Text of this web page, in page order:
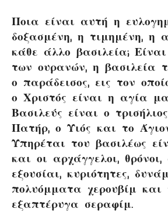
Ποια είναι αυτή η
δοξασμένη, η τιμημένη, η
κάθε άλλο βασιλεία;
των ουρανών, η βασιλεία
ο παράδεισος, εις τον
ο Χριστός είναι η αγία
Βασιλεύς είναι ο
Πατήρ, ο Υιός και το
Υπηρέται του βασιλέως
και οι αρχάγγελοι, θρόνοι,
εξουσίαι, κυριότητες,
πολυόμματα χερουβίμ και
εξαπτέρυγα σεραφίμ.